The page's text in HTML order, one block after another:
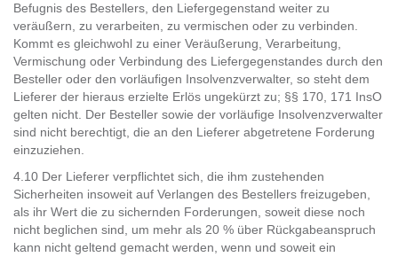
Befugnis des Bestellers, den Liefergegenstand weiter zu
veräußern, zu verarbeiten, zu vermischen oder zu verbinden.
Kommt es gleichwohl zu einer Veräußerung, Verarbeitung,
Vermischung oder Verbindung des Liefergegenstandes durch den
Besteller oder den vorläufigen Insolvenzverwalter, so steht dem
Lieferer der hieraus erzielte Erlös ungekürzt zu; §§ 170, 171 InsO
gelten nicht. Der Besteller sowie der vorläufige Insolvenzverwalter
sind nicht berechtigt, die an den Lieferer abgetretene Forderung
einzuziehen.
4.10 Der Lieferer verpflichtet sich, die ihm zustehenden
Sicherheiten insoweit auf Verlangen des Bestellers freizugeben,
als ihr Wert die zu sichernden Forderungen, soweit diese noch
nicht beglichen sind, um mehr als 20 % über Rückgabeanspruch
kann nicht geltend gemacht werden, wenn und soweit ein